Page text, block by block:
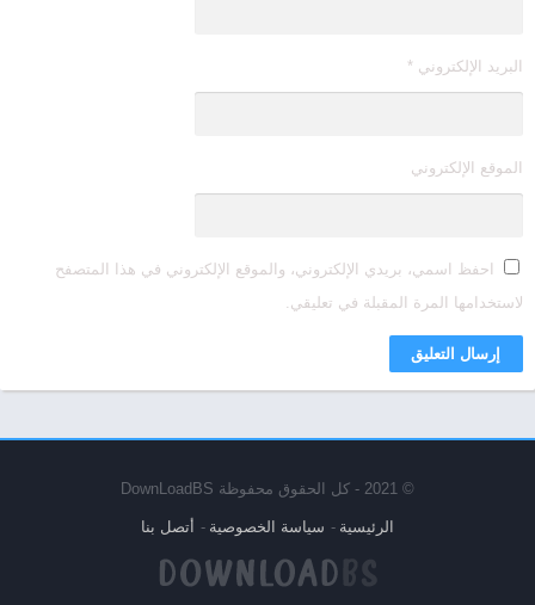
البريد الإلكتروني *
الموقع الإلكتروني
احفظ اسمي، بريدي الإلكتروني، والموقع الإلكتروني في هذا المتصفح
لاستخدامها المرة المقبلة في تعليقي.
© 2021 - كل الحقوق محفوظة DownLoadBS
الرئيسية سياسة الخصوصية أتصل بنا